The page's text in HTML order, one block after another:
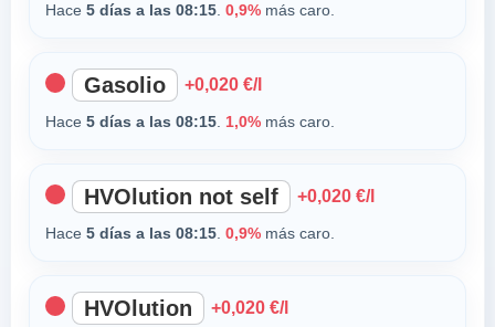
Hace 5 días a las 08:15. 0,9%más caro.
Gasolio +0,020 €/l
Hace 5 días a las 08:15. 1,0%más caro.
HVOlution not self +0,020 €/l
Hace 5 días a las 08:15. 0,9%más caro.
HVOlution +0,020 €/l